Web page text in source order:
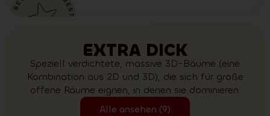
EXTRA DICK
Speziell verdichtete, massive 3D-Bäume (eine
Kombination aus 2D und 3D), die sich für große
offene Räume eignen, in denen sie dominieren.
Alle ansehen (9)